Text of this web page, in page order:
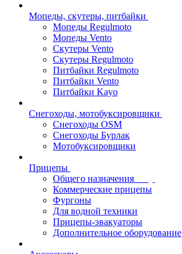
Мопеды, скутеры, питбайки
Мопеды Regulmoto
Мопеды Vento
Скутеры Vento
Скутеры Regulmoto
Питбайки Regulmoto
Питбайки Vento
Питбайки Kayo
Снегоходы, мотобуксировщики
Снегоходы OSM
Снегоходы Бурлак
Мотобуксировщики
Прицепы
Общего назначения
Коммерческие прицепы
Фургоны
Для водной техники
Прицепы-эвакуаторы
Дополнительное оборудование